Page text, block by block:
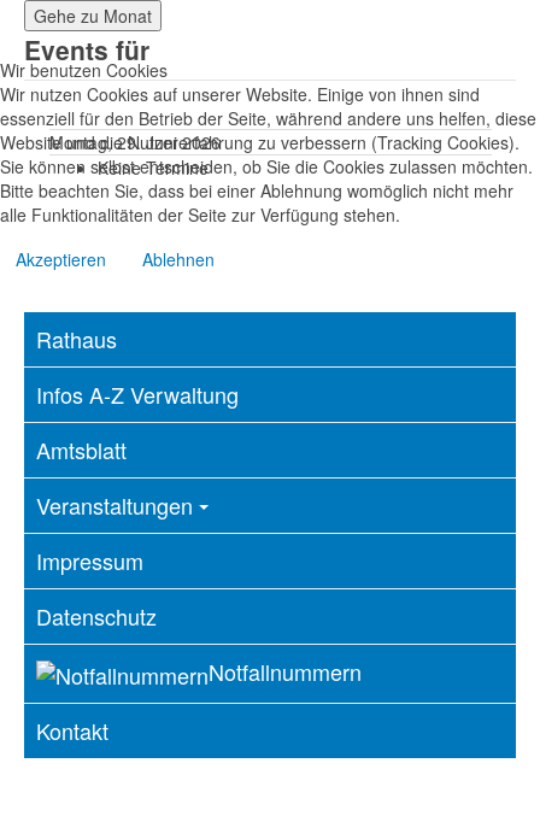
Gehe zu Monat
Events für
Montag, 29. Juni 2026
Keine Termine
Rathaus
Infos A-Z Verwaltung
Amtsblatt
Veranstaltungen
Impressum
Datenschutz
Notfallnummern
Kontakt
Wir benutzen Cookies
Wir nutzen Cookies auf unserer Website. Einige von ihnen sind
essenziell für den Betrieb der Seite, während andere uns helfen, diese
Website und die Nutzererfahrung zu verbessern (Tracking Cookies).
Sie können selbst entscheiden, ob Sie die Cookies zulassen möchten.
Bitte beachten Sie, dass bei einer Ablehnung womöglich nicht mehr
alle Funktionalitäten der Seite zur Verfügung stehen.
Akzeptieren
Ablehnen